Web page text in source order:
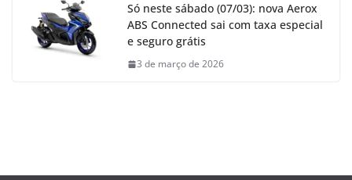
Só neste sábado (07/03): nova Aerox
ABS Connected sai com taxa especial
e seguro grátis
3 de março de 2026